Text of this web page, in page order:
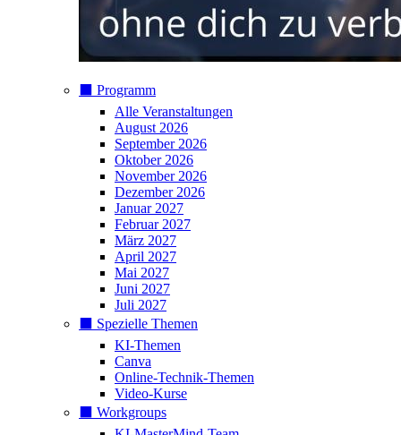
⬛️ Programm
Alle Veranstaltungen
August 2026
September 2026
Oktober 2026
November 2026
Dezember 2026
Januar 2027
Februar 2027
März 2027
April 2027
Mai 2027
Juni 2027
Juli 2027
⬛️ Spezielle Themen
KI-Themen
Canva
Online-Technik-Themen
Video-Kurse
⬛️ Workgroups